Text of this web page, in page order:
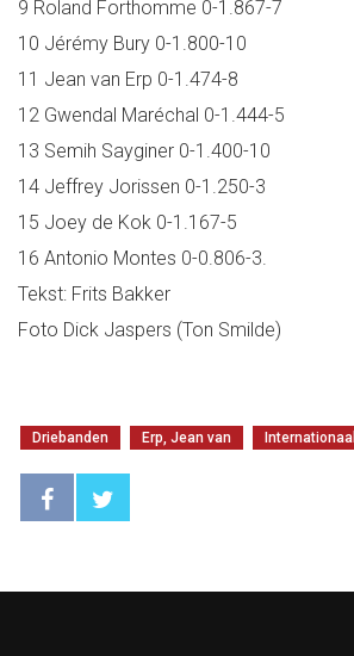
9 Roland Forthomme 0-1.867-7
10 Jérémy Bury 0-1.800-10
11 Jean van Erp 0-1.474-8
12 Gwendal Maréchal 0-1.444-5
13 Semih Sayginer 0-1.400-10
14 Jeffrey Jorissen 0-1.250-3
15 Joey de Kok 0-1.167-5
16 Antonio Montes 0-0.806-3.
Tekst: Frits Bakker
Foto Dick Jaspers (Ton Smilde)
Driebanden Erp, Jean van Internationaal